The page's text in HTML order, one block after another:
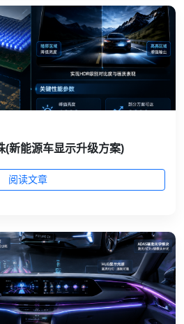
(新能源车显示升级方案)
阅读文章